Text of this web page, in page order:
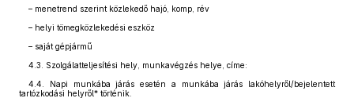
– menetrend szerint közlekedő hajó, komp, rév
– helyi tömegközlekedési eszköz
– saját gépjármű
4.3. Szolgálatteljesítési hely, munkavégzés helye, címe:
4.4. Napi munkába járás esetén a munkába járás lakóhelyről/bejelentett
tartózkodási helyről* történik.